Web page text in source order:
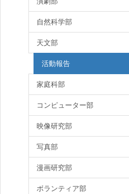
自然科学部
天文部
活動報告
家庭科部
コンピューター部
映像研究部
写真部
漫画研究部
ボランティア部